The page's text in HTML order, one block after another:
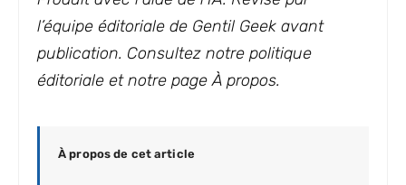
l’équipe éditoriale de Gentil Geek avant
publication. Consultez notre politique
éditoriale et notre page À propos.
À propos de cet article